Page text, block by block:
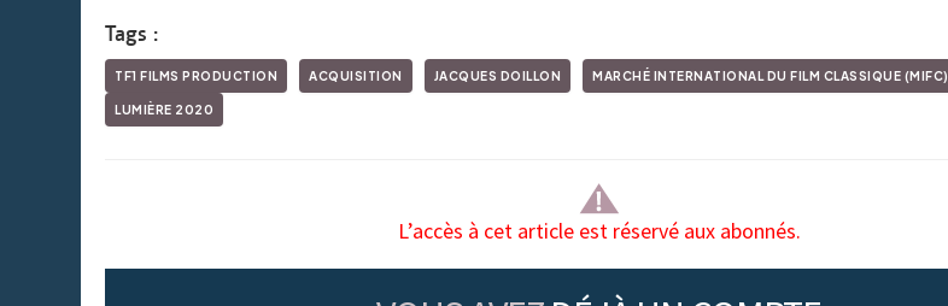
Tags :
TF1 FILMS PRODUCTION ACQUISITION JACQUES DOILLON MARCHÉ INTERNATIONAL DU FILM CLASSIQUE (MIFC)
LUMIÈRE 2020
L’accès à cet article est réservé aux abonnés.